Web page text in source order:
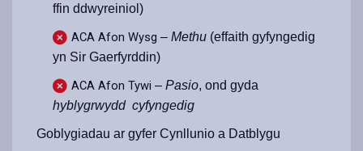
ffin ddwyreiniol)
ACA Afon Wysg – Methu (effaith gyfyngedig
yn Sir Gaerfyrddin)
ACA Afon Tywi – Pasio, ond gyda
hyblygrwydd cyfyngedig
Goblygiadau ar gyfer Cynllunio a Datblygu